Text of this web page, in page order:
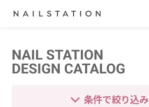
条件で絞り込み